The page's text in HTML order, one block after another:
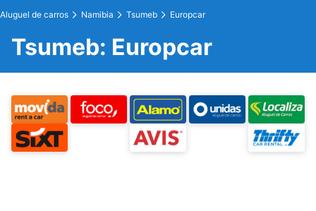
Aluguel de carros Namibia Tsumeb Europcar
Tsumeb: Europcar